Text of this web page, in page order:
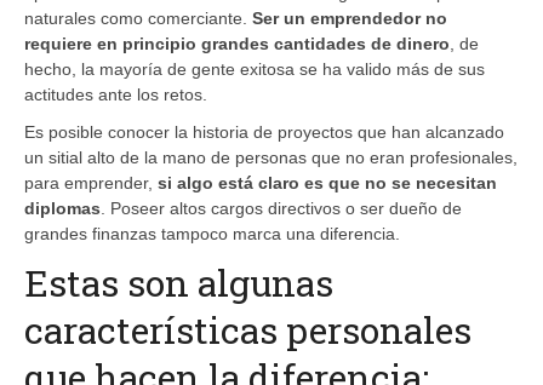
naturales como comerciante. Ser un emprendedor no
requiere en principio grandes cantidades de dinero , de
hecho, la mayoría de gente exitosa se ha valido más de sus
actitudes ante los retos.
Es posible conocer la historia de proyectos que han alcanzado
un sitial alto de la mano de personas que no eran profesionales,
para emprender, si algo está claro es que no se necesitan
diplomas . Poseer altos cargos directivos o ser dueño de
grandes finanzas tampoco marca una diferencia.
Estas son algunas
características personales